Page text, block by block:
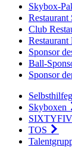
Skybox-
Club
Restaurant
Sponsor
Ball-
Sponsor
Skyboxen
TOS